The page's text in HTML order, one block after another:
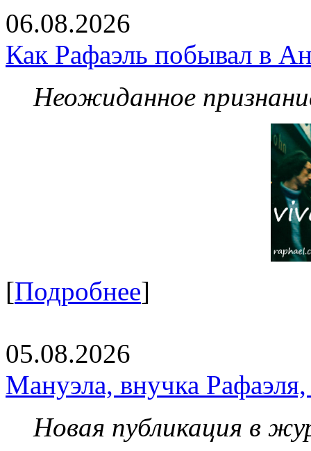
06.08.2026
Как Рафаэль побывал в
Неожиданное
[Подробнее]
05.08.2026
Мануэла, внучка
Новая публикация в